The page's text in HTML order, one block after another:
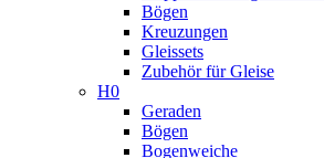
Bögen
Kreuzungen
Gleissets
Zubehör für Gleise
H0
Geraden
Bögen
Bogenweiche